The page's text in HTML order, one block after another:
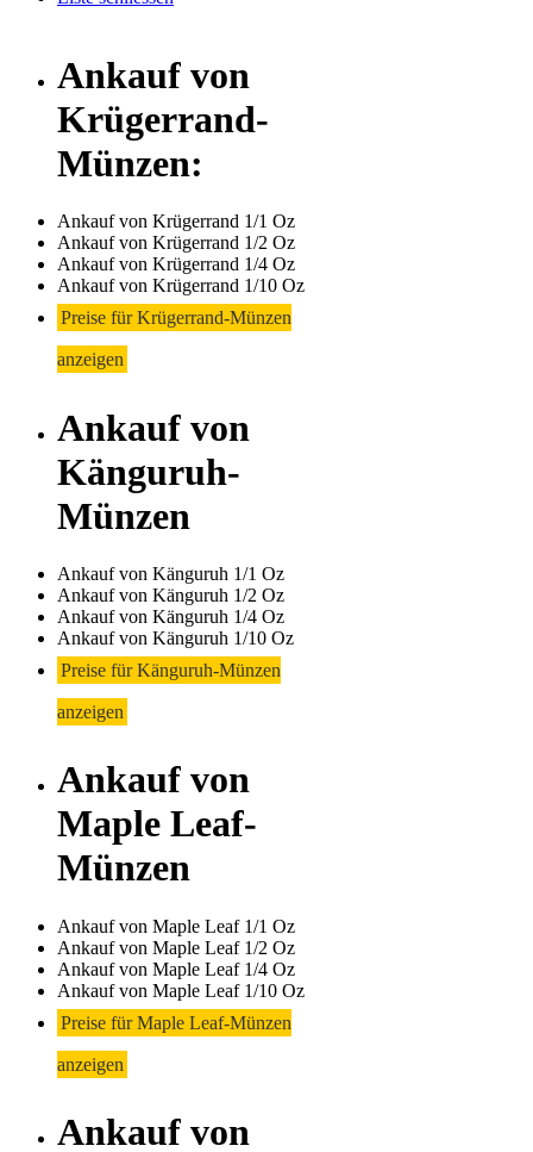
Ankauf von
Krügerrand-
Münzen:
Ankauf von Krügerrand 1/1 Oz
Ankauf von Krügerrand 1/2 Oz
Ankauf von Krügerrand 1/4 Oz
Ankauf von Krügerrand 1/10 Oz
Preise für Krügerrand-Münzen
anzeigen
Ankauf von
Känguruh-
Münzen
Ankauf von Känguruh 1/1 Oz
Ankauf von Känguruh 1/2 Oz
Ankauf von Känguruh 1/4 Oz
Ankauf von Känguruh 1/10 Oz
Preise für Känguruh-Münzen
anzeigen
Ankauf von
Maple Leaf-
Münzen
Ankauf von Maple Leaf 1/1 Oz
Ankauf von Maple Leaf 1/2 Oz
Ankauf von Maple Leaf 1/4 Oz
Ankauf von Maple Leaf 1/10 Oz
Preise für Maple Leaf-Münzen
anzeigen
Ankauf von